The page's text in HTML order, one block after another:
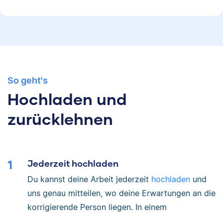
So geht's
Hochladen und
zurücklehnen
Jederzeit hochladen
Du kannst deine Arbeit jederzeit hochladen und
uns genau mitteilen, wo deine Erwartungen an die
korrigierende Person liegen. In einem